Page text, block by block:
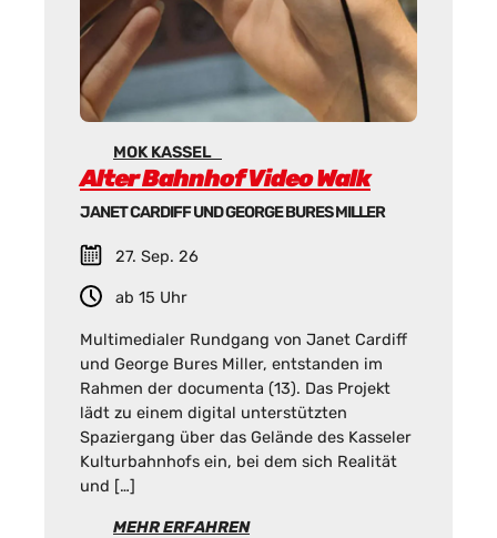
MOK KASSEL
Alter Bahnhof Video Walk
JANET CARDIFF UND GEORGE BURES MILLER
27. Sep. 26
ab 15 Uhr
Multimedialer Rundgang von Janet Cardiff
und George Bures Miller, entstanden im
Rahmen der documenta (13). Das Projekt
lädt zu einem digital unterstützten
Spaziergang über das Gelände des Kasseler
Kulturbahnhofs ein, bei dem sich Realität
und […]
MEHR ERFAHREN